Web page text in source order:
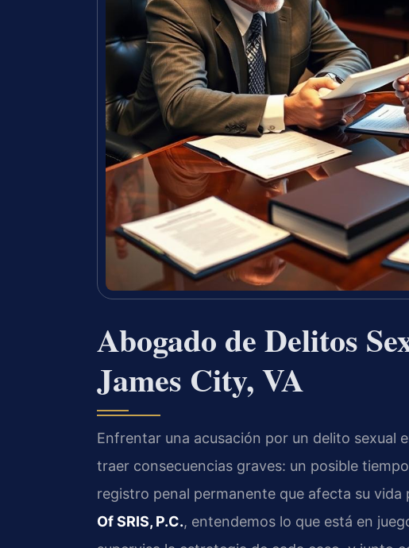
Abogado de Delitos
James City, VA
Enfrentar una acusación por un delito sexual
traer consecuencias graves: un posible
registro penal permanente que afecta su vida
Of SRIS, P.C., entendemos lo que está en